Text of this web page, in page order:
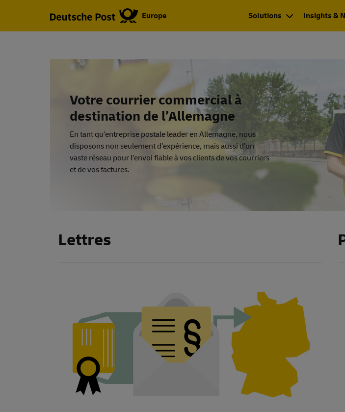
Europe Solutions Insights &
Votre courrier commercial à
destination de l’Allemagne
En tant qu’entreprise postale leader en Allemagne, nous
disposons non seulement d’expérience, mais aussi d’un
vaste réseau pour l’envoi fiable à vos clients de vos courriers
et de vos factures.
Lettres